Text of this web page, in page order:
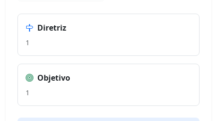
Diretriz
1
Objetivo
1